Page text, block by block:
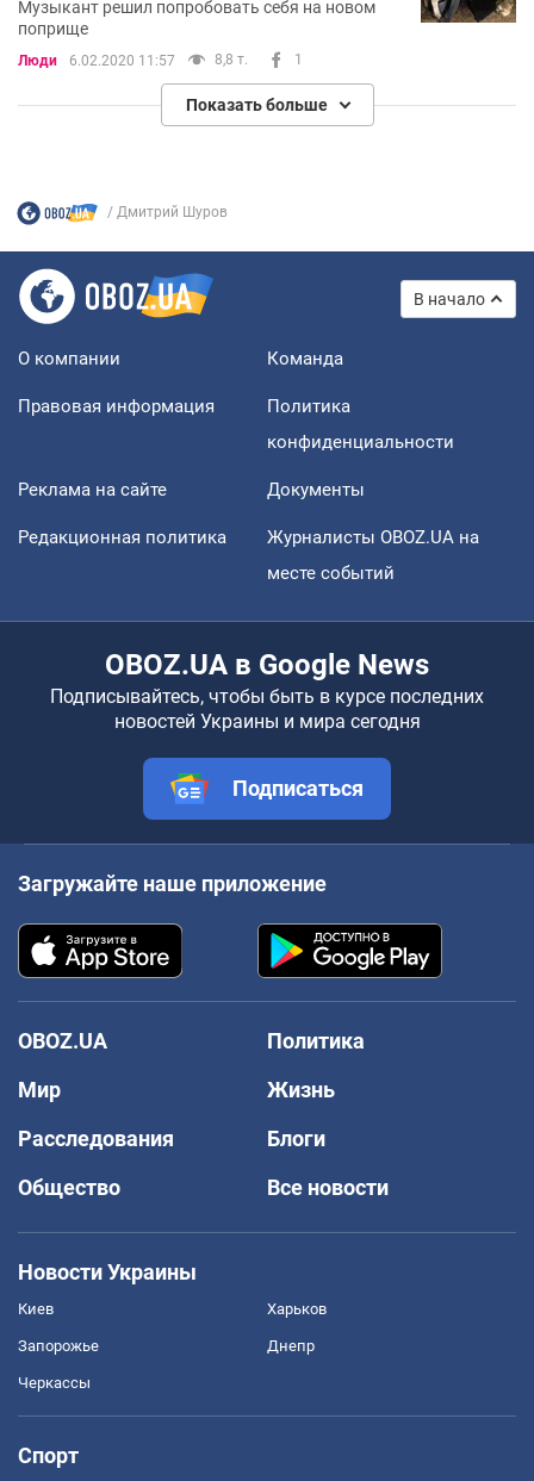
Музыкант решил попробовать себя на новом
поприще
Люди 6.02.2020 11:57 8,8 т. 1
Показать больше
Дмитрий Шуров
В начало
О компании Команда
Правовая информация
Политика
конфиденциальности
Реклама на сайте Документы
Редакционная политика
Журналисты OBOZ.UA на
месте событий
OBOZ.UA в Google News
Подписывайтесь, чтобы быть в курсе последних
новостей Украины и мира сегодня
Подписаться
Загружайте наше приложение
OBOZ.UA
Политика
Мир
Жизнь
Расследования
Блоги
Общество
Все новости
Новости Украины
Киев Харьков
Запорожье Днепр
Черкассы
Спорт